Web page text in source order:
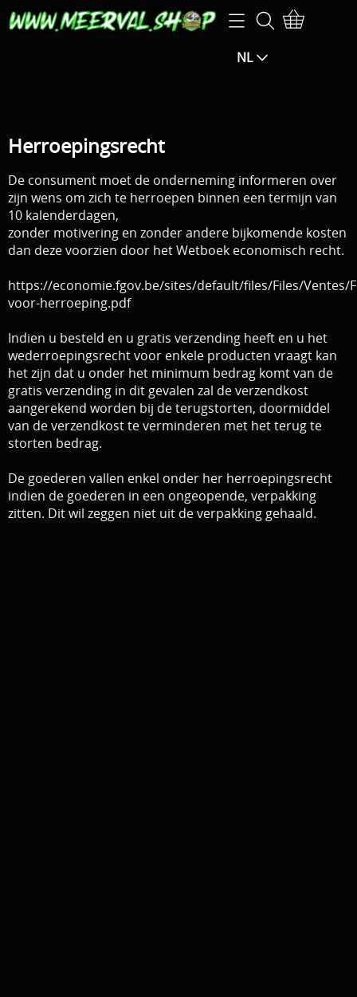
Home
winkelmandje)
SPECIALE AANBIEDINGEN -15% EXTRA KORTING op de
aangegeven prijs (de korting wordt berekend in het
winkelmandje)
Hengels / Molens / Reels
Aas / Kunstaas
Boten en Belly / alle Benodigdheden
Tenten / Aasvisbewaring / Stoelen / Onthaakmatten /
Tassen
Per leverancier
Decoratie
Info
Mijn account
F.B.M.
Exclusive guiding
Contact pagina
Gastenboek
Download area
PARTNERS
Meerval.shop Pro staff
NL
Herroepingsrecht
De consument moet de onderneming informeren over
zijn wens om zich te herroepen binnen een termijn van
10 kalenderdagen,
zonder motivering en zonder andere bijkomende kosten
dan deze voorzien door het Wetboek economisch recht.
https://economie.fgov.be/sites/default/files/Files/Ventes/
voor-herroeping.pdf
Indien u besteld en u gratis verzending heeft en u het
wederroepingsrecht voor enkele producten vraagt kan
het zijn dat u onder het minimum bedrag komt van de
gratis verzending in dit gevalen zal de verzendkost
aangerekend worden bij de terugstorten, doormiddel
van de verzendkost te verminderen met het terug te
storten bedrag.
De goederen vallen enkel onder her herroepingsrecht
indien de goederen in een ongeopende, verpakking
zitten. Dit wil zeggen niet uit de verpakking gehaald.